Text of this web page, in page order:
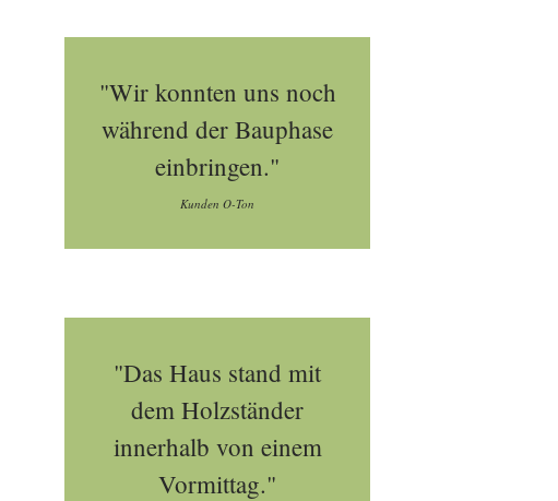
"Wir konnten uns noch
während der Bauphase
einbringen."
Kunden O-Ton
"Das Haus stand mit
dem Holzständer
innerhalb von einem
Vormittag."